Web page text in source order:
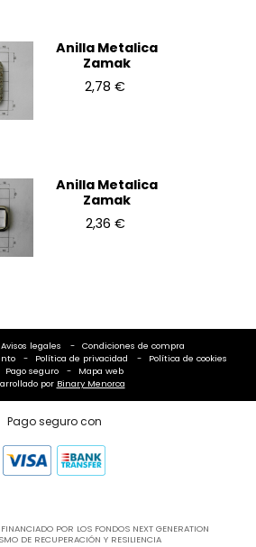
Anilla Metalica
Zamak
2,78 €
Anilla Metalica
Zamak
2,36 €
Avisos legales
Condiciones de compra
Política de privacidad
Política de cookies
Pago seguro
Mapa web
por Binary Menorca
Pago seguro con
POR LOS FONDOS NEXT GENERATION
DE RECUPERACIÓN Y RESILIENCIA